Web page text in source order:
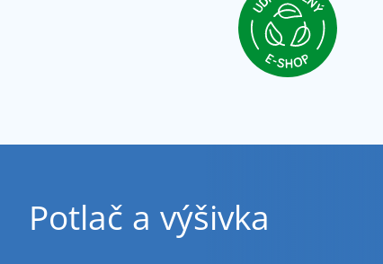
Potlač a výšivka